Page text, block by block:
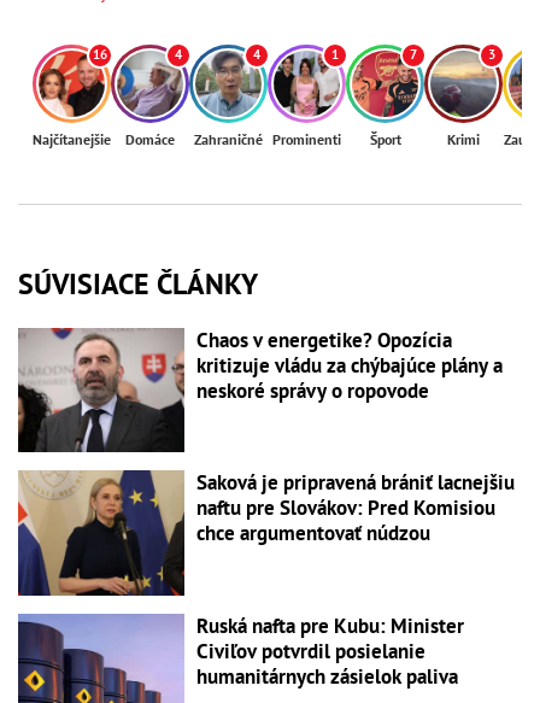
16
Najčítanejšie
4
Domáce
4
Zahraničné
1
Prominenti
7
Šport
3
Krimi
SÚVISIACE ČLÁNKY
Chaos v energetike? Opozícia
kritizuje vládu za chýbajúce plány a
neskoré správy o ropovode
Saková je pripravená brániť lacnejšiu
naftu pre Slovákov: Pred Komisiou
chce argumentovať núdzou
Ruská nafta pre Kubu: Minister
Civiľov potvrdil posielanie
humanitárnych zásielok paliva